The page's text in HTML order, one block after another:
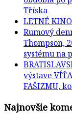
Tříska
LETNÉ
Rumový
Thompson,
systému na
výstave
FAŠIZMU,
Najnovšie